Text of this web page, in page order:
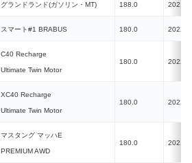
グランドランド(ガソリン・MT) 188.0 2021
スマート#1 BRABUS 180.0 2022
C40 Recharge
Ultimate Twin Motor
180.0 2022
XC40 Recharge
Ultimate Twin Motor
180.0 2022
マスタング マッハE
PREMIUM AWD
180.0 2021